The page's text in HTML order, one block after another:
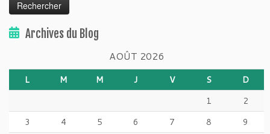
Archives du Blog
AOÛT 2026
L M M J V S
D
1
2
3
4 5 6 7 8
9